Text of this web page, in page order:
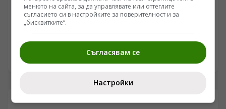
ПОГЛЕД КЪМ КИТАЙ
Китай изстреля пакистански спътник
/Поглед.инфо/ Китай успешно изстреля пакистанския
спътник PRSC-EO3 от космодрума „Тайюен“ в
провинция Шанси.
26.04.2026 15:37
менюто на сайта, за да управлявате или оттеглите
съгласието си в настройките за поверителност и за
„бисквитките“.
Съгласявам се
Настройки